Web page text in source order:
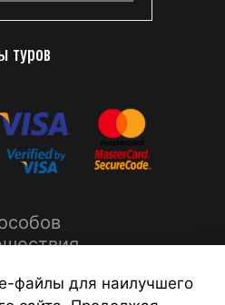
туров
файлы для наилучшего